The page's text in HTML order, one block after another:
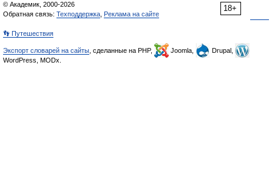
18+
© Академик, 2000-2026
Обратная связь: Техподдержка Реклама на сайте
👣 Путешествия
Экспорт словарей на сайты , сделанные на PHP, Joomla,
Drupal,
WordPress, MODx.